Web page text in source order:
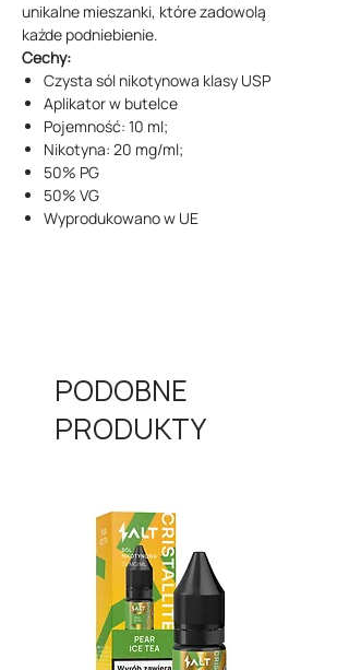
unikalne mieszanki, które zadowolą
każde podniebienie.
Cechy:
Czysta sól nikotynowa klasy USP
Aplikator w butelce
Pojemność: 10 ml;
Nikotyna: 20 mg/ml;
50% PG
50% VG
Wyprodukowano w UE
PODOBNE
PRODUKTY